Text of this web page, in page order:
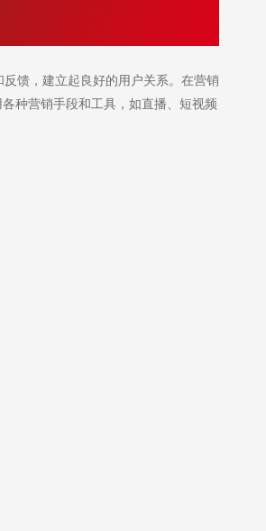
馈，建立起良好的用户关系。在营销
种营销手段和工具，如直播、短视频